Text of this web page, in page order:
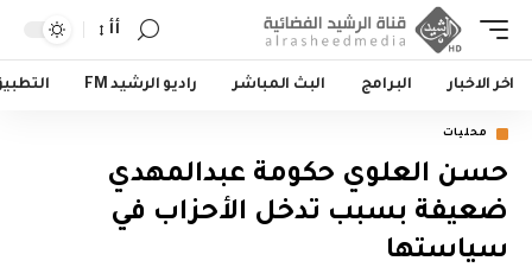
أأ
اخر الاخبار البرامج البث المباشر راديو الرشيد FM
محليات
حسن العلوي حكومة عبدالمهدي
ضعيفة بسبب تدخل الأحزاب في
سياستها